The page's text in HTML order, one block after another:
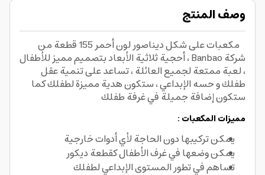
وصف المنتج
مكعبات على شكل ديناصور لون أحمر 155 قطعة من
شركة Banbao ، أحجية ثلاثية الأبعاد بتصميم مميز للأطفال
، لعبة ممتعة لجميع العائلة ، تساعد على تنمية عقل
طفلك و حسه الإبداعي ، ستكون هدية مميزة لطفلك كما
ستكون إضافة جميلة في غرفة طفلك
مميزات المكعبات :
يمكن تركيبها دون الحاجة لأي أدوات خارجية
يمكن وضعها في غرف الأطفال كقطعة ديكور
تساهم في تطور المستوى الإبداعي لطفلك